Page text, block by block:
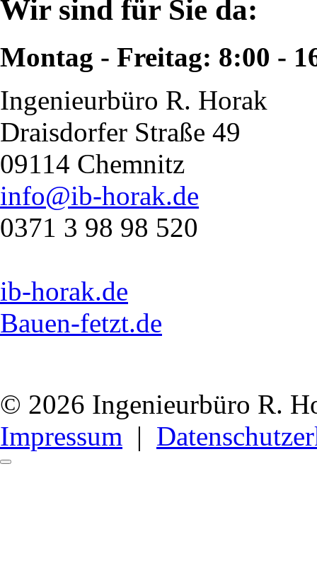
Wir sind für Sie da:
Montag - Freitag: 8:00 -
Ingenieurbüro R. Horak
Draisdorfer Straße 49
09114 Chemnitz
info@ib-horak.de
0371 3 98 98 520
ib-horak.de
Bauen-fetzt.de
© 2026 Ingenieurbüro R.
Impressum |